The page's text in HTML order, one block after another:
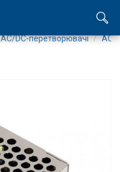
AC/DC-перетворювачі AC-